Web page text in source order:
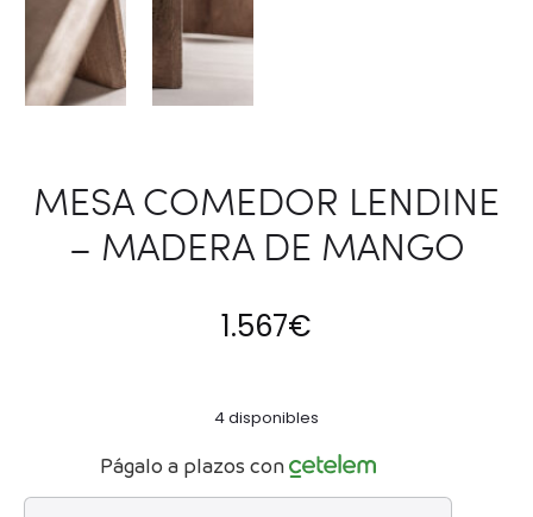
MESA COMEDOR LENDINE
– MADERA DE MANGO
1.567€
4 disponibles
Págalo a plazos con